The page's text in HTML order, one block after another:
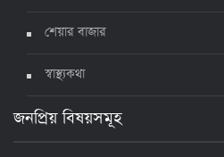
শেয়ার বাজার
স্বাস্থ্যকথা
জনপ্রিয় বিষয়সমূহ